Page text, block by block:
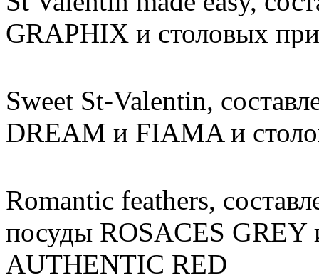
GRAPHIX и столовых
Sweet St-Valentin,
DREAM и FIAMA и
Romantic feathers,
посуды ROSACES GREY
AUTHENTIC RED